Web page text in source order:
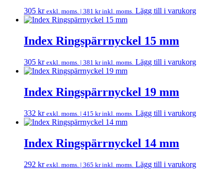
305 kr exkl. moms. | 381 krinkl. moms. Lägg till i varukorg
Index Ringspärrnyckel 15 mm
305 kr exkl. moms. | 381 krinkl. moms. Lägg till i varukorg
Index Ringspärrnyckel 19 mm
332 kr exkl. moms. | 415 krinkl. moms. Lägg till i varukorg
Index Ringspärrnyckel 14 mm
292 kr exkl. moms. | 365 krinkl. moms. Lägg till i varukorg